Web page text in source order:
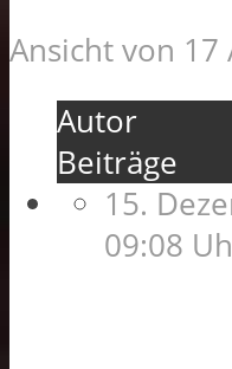
Ansicht von
Autor
Beiträge
15.
09:08